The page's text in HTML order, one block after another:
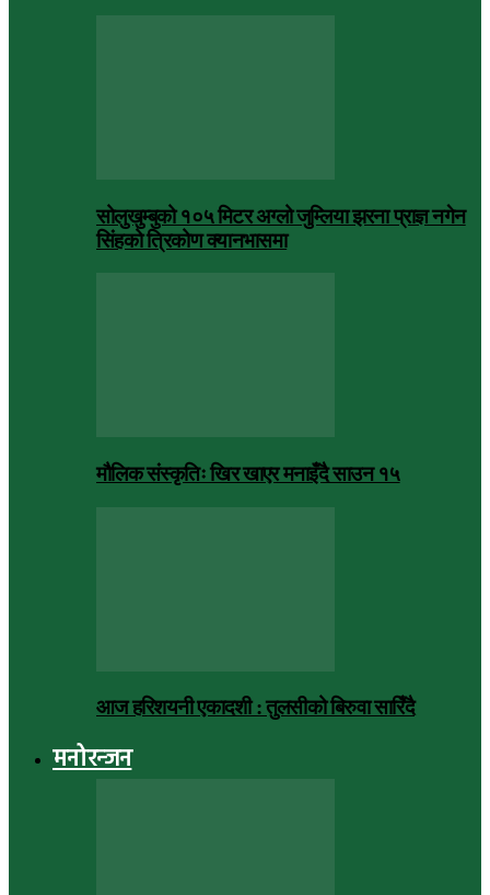
सोलुखुम्बुको १०५ मिटर अग्लो जुम्लिया झरना प्राज्ञ नगेन
सिंहको त्रिकोण क्यानभासमा
मौलिक संस्कृतिः खिर खाएर मनाइँदै साउन १५
आज हरिशयनी एकादशी : तुलसीको बिरुवा सारिँदै
मनोरन्जन